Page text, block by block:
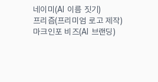
실무 조건을 지금 확인해 보세
요.
네이미(AI 이름 짓기)
프리즘(프리미엄 로고 제작)
마크인포 비즈(AI 브랜딩)